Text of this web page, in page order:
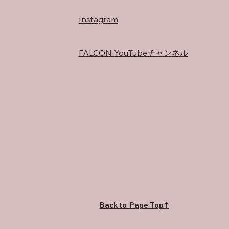
Instagram
FALCON YouTubeチャンネル
Back to Page Top↑